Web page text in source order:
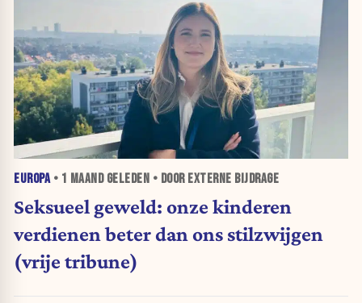
EUROPA• 1 MAANDGELEDEN • DOOR EXTERNE BIJDRAGE
Seksueel geweld: onze kinderen
verdienen beter dan ons stilzwijgen
(vrije tribune)